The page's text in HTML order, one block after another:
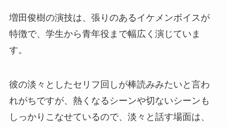
増田俊樹の演技は、張りのあるイケメンボイスが
特徴で、学生から青年役まで幅広く演じていま
す。
彼の淡々としたセリフ回しが棒読みみたいと言わ
れがちですが、熱くなるシーンや切ないシーンも
しっかりこなせているので、淡々と話す場面は、